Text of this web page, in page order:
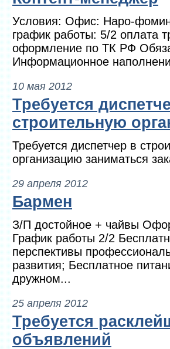
Условия: Офис: Наро-
график работы: 5/2 оплата
оформление по ТК РФ
Информационное
10 мая 2012
Требуется
строительную
Требуется диспетчер в
организацию заниматься
29 апреля 2012
Бармен
З/П достойное + чайвы
График работы 2/2
перспективы
развития; Бесплатное
дружном...
25 апреля 2012
Требуется
объявлений